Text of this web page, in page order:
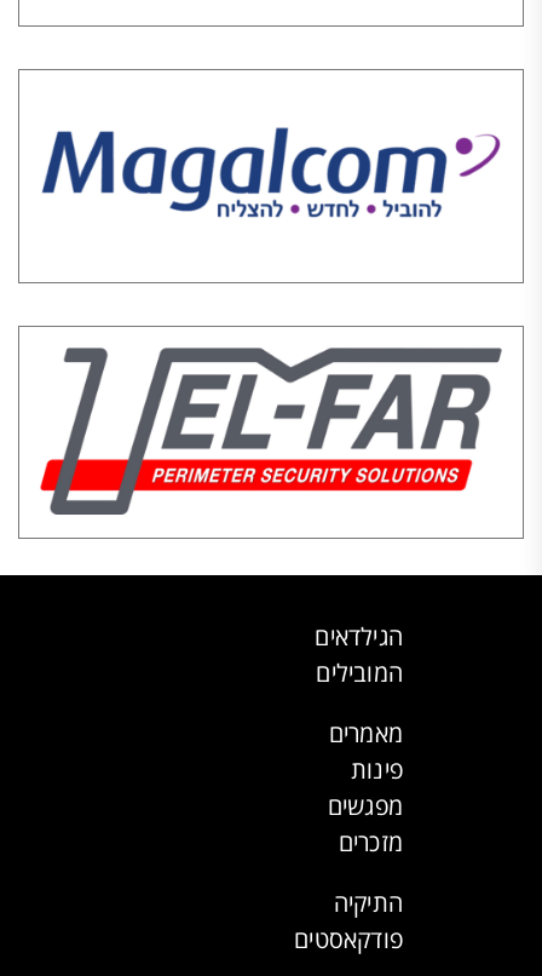
הגילדאים
המובילים
מאמרים
פינות
מפגשים
מזכרים
התיקיה
פודקאסטים